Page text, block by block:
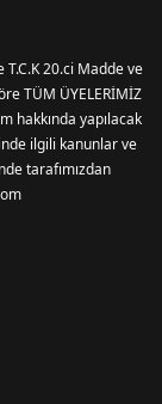
20.ci Madde ve
TÜM ÜYELERİMİZ
hakkında yapılacak
ilgili kanunlar ve
tarafımızdan